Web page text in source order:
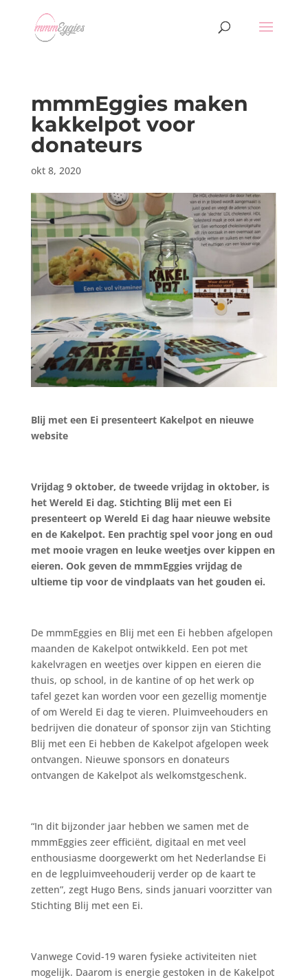
mmmEggies maken
kakkelpot voor
donateurs
okt 8, 2020
Blij met een Ei presenteert Kakelpot en nieuwe
website
Vrijdag 9 oktober, de tweede vrijdag in oktober, is
het Wereld Ei dag. Stichting Blij met een Ei
presenteert op Wereld Ei dag haar nieuwe website
en de Kakelpot. Een prachtig spel voor jong en oud
met mooie vragen en leuke weetjes over kippen en
eieren. Ook geven de mmmEggies vrijdag de
ultieme tip voor de vindplaats van het gouden ei.
De mmmEggies en Blij met een Ei hebben afgelopen
maanden de Kakelpot ontwikkeld. Een pot met
kakelvragen en weetjes over kippen en eieren die
thuis, op school, in de kantine of op het werk op
tafel gezet kan worden voor een gezellig momentje
of om Wereld Ei dag te vieren. Pluimveehouders en
bedrijven die donateur of sponsor zijn van Stichting
Blij met een Ei hebben de Kakelpot afgelopen week
ontvangen. Nieuwe sponsors en donateurs
ontvangen de Kakelpot als welkomstgeschenk.
“In dit bijzonder jaar hebben we samen met de
mmmEggies zeer efficiënt, digitaal en met veel
enthousiasme doorgewerkt om het Nederlandse Ei
en de legpluimveehouderij verder op de kaart te
zetten”, zegt Hugo Bens, sinds januari voorzitter van
Stichting Blij met een Ei.
Vanwege Covid-19 waren fysieke activiteiten niet
mogelijk. Daarom is energie gestoken in de Kakelpot